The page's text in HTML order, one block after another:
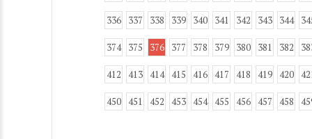
336 337 338 339 340 341 342 343 344
374 375 376 377 378 379 380 381 382
412 413 414 415 416 417 418 419 420
450 451 452 453 454 455 456 457 458